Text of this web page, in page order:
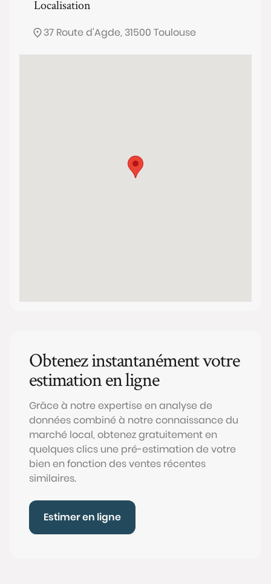
Localisation
37 Route d'Agde, 31500 Toulouse
Obtenez instantanément votre
estimation en ligne
Grâce à notre expertise en analyse de
données combiné à notre connaissance du
marché local, obtenez gratuitement en
quelques clics une pré-estimation de votre
bien en fonction des ventes récentes
similaires.
Estimer en ligne